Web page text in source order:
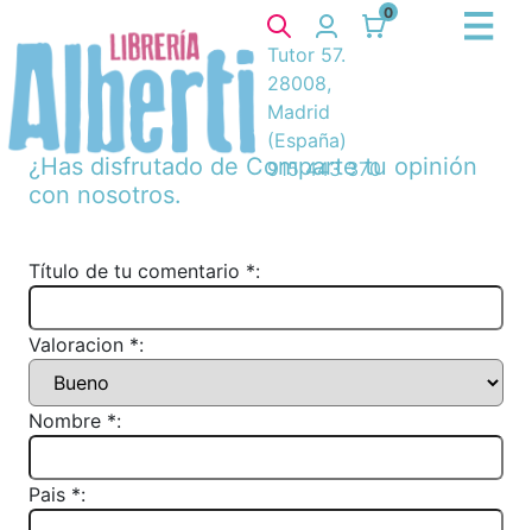
0
Tutor 57.
28008,
Madrid
(España)
915 443 370
¿Has disfrutado de Comparte tu opinión
con nosotros.
Título de tu comentario *:
Valoracion *:
Nombre *:
Pais *: